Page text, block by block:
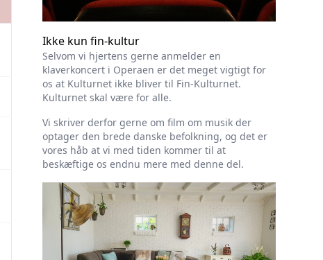
Ikke kun fin-kultur
Selvom vi hjertens gerne anmelder en
klaverkoncert i Operaen er det meget vigtigt for
os at Kulturnet ikke bliver til Fin-Kulturnet.
Kulturnet skal være for alle.
Vi skriver derfor gerne om film om musik der
optager den brede danske befolkning, og det er
vores håb at vi med tiden kommer til at
beskæftige os endnu mere med denne del.